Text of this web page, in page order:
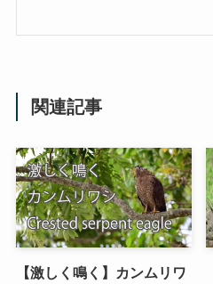
関連記事
【激しく鳴く】カンムリワ